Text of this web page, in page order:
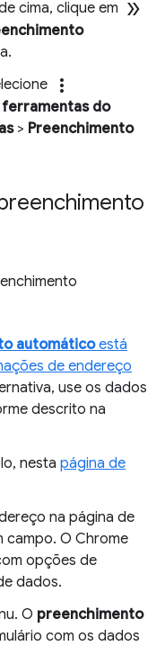
cima, clique em double_arrow
more_vert
do
> Preenchimento
automáticoestá
de endereço
use os dados
descrito na
nesta página de
na página de
campo. O Chrome
opções de
dados.
O preenchimento
com os dados